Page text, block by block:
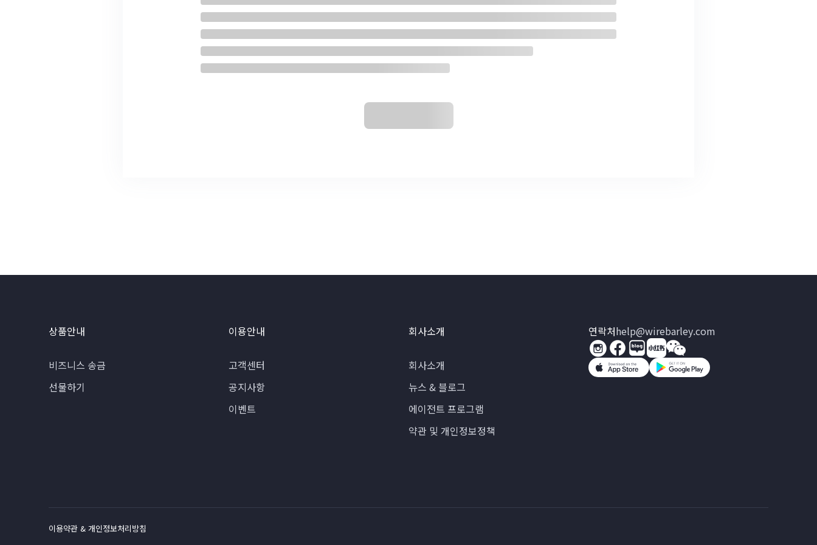
상품안내
비즈니스 송금
선물하기
이용안내
고객센터
공지사항
이벤트
회사소개
회사소개
뉴스 & 블로그
에이전트 프로그램
약관 및 개인정보정책
연락처help@wirebarley.com
이용약관 & 개인정보처리방침